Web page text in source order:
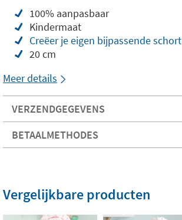
100% aanpasbaar
Kindermaat
Creëer je eigen bijpassende schort
20 cm
Meer details
VERZENDGEGEVENS
BETAALMETHODES
Vergelijkbare producten